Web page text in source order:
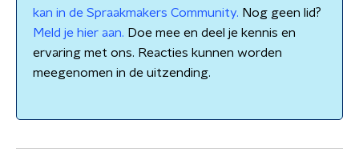
kan in de Spraakmakers Community. Nog geen lid?
Meld je hier aan. Doe mee en deel je kennis en
ervaring met ons. Reacties kunnen worden
meegenomen in de uitzending.